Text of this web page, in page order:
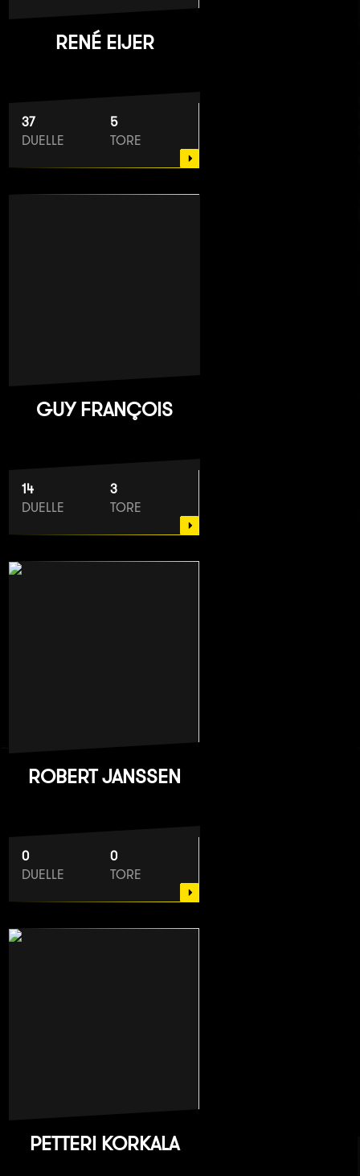
RENÉ EIJER
37
DUELLE
5
TORE
GUY FRANÇOIS
14
DUELLE
3
TORE
ROBERT JANSSEN
0
DUELLE
0
TORE
PETTERI KORKALA